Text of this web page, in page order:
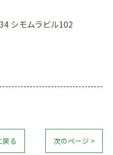
シモムラビル102
戻る 次のページ >